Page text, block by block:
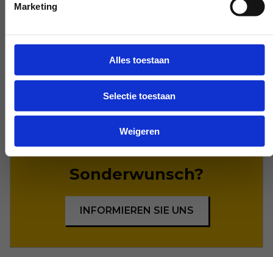
Marketing
Alles toestaan
Selectie toestaan
Weigeren
Benötigen Sie unsere Hilfe außerhalb des
Arbeitstages? Machen Sie es
verhandelbar, und wir werden es möglich
machen - wenn möglich.
Sonderwunsch?
INFORMIEREN SIE UNS